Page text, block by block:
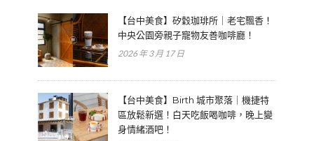
【台中美食】矽穀珈琲所｜老宅飄香！
中央公園旁親子寵物友善咖啡廳！
2026 年 3 月 17 日
【台中美食】Birth 城市聚落｜機捷特
區放鬆新選！白天吃飯喝咖啡，晚上變
身情緒酒吧！